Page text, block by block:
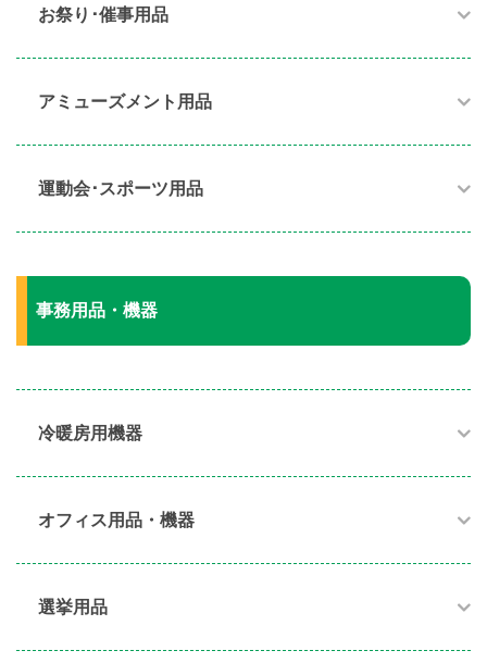
お祭り･催事用品​
アミューズメント用品​
運動会･スポーツ用品​
事務用品・機器
冷暖房用機器​
オフィス用品・機器​
選挙用品